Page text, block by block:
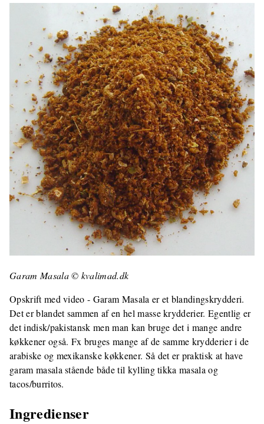
Garam Masala © kvalimad.dk
Opskrift med video - Garam Masala er et blandingskrydderi.
Det er blandet sammen af en hel masse krydderier. Egentlig er
det indisk/pakistansk men man kan bruge det i mange andre
køkkener også. Fx bruges mange af de samme krydderier i de
arabiske og mexikanske køkkener. Så det er praktisk at have
garam masala stående både til kylling tikka masala og
tacos/burritos.
Ingredienser